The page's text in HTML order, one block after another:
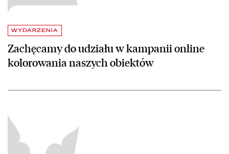
WYDARZENIA
Zachęcamy do udziału w kampanii online
kolorowania naszych obiektów
czytaj więcej o Konkurs na najlepszą pracę o Instytucie Literackim